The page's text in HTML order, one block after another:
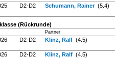
D2-D2 Schumann, Rainer (5.4)
(Rückrunde)
Partner
D2-D2 Klinz, Ralf (4.5)
D2-D2 Klinz, Ralf (4.5)